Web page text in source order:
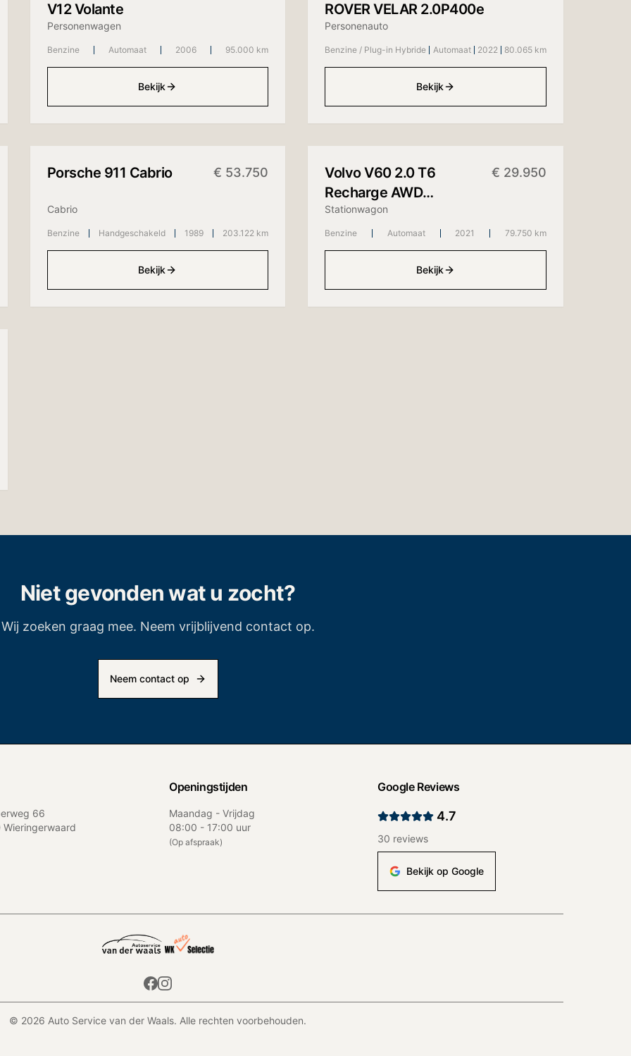
V12 Volante
Personenwagen
Benzine Automaat 2006 95.000 km
Bekijk
ROVER VELAR 2.0P400e
Personenauto
Benzine / Plug-in Hybride Automaat 2022 80.065 km
Bekijk
Porsche 911 Cabrio € 53.750
Cabrio
Benzine Handgeschakeld 1989 203.122 km
Bekijk
VolvoV60 2.0 T6
Recharge AWD
Inscription
€ 29.950
Stationwagon
Benzine Automaat 2021 79.750 km
Bekijk
Niet gevonden wat u zocht?
Wij zoeken graag mee. Neem vrijblijvend contact op.
Neem contact op
66
Wieringerwaard
Openingstijden
Maandag - Vrijdag
08:00 - 17:00 uur
(Op afspraak)
Google Reviews
4.7
30 reviews
Bekijk op Google
© 2026 Auto Service van der Waals. Alle rechten voorbehouden.